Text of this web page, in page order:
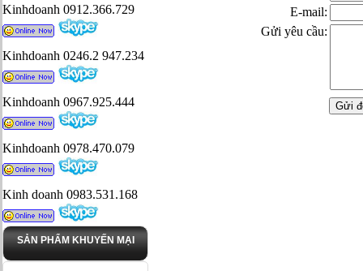
Kinhdoanh 0912.366.729
Kinhdoanh 0246.2 947.234
Kinhdoanh 0967.925.444
Kinhdoanh 0978.470.079
Kinh doanh 0983.531.168
SẢN PHẨM KHUYẾN MẠI
E-mail:
Gửi yêu cầu: